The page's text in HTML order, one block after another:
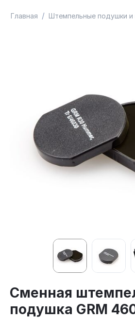
Главная / Штемпельные подушки и
Сменная
подушка GRM